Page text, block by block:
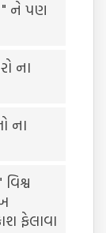
" ને પણ
ના
ના
ફેલાવા